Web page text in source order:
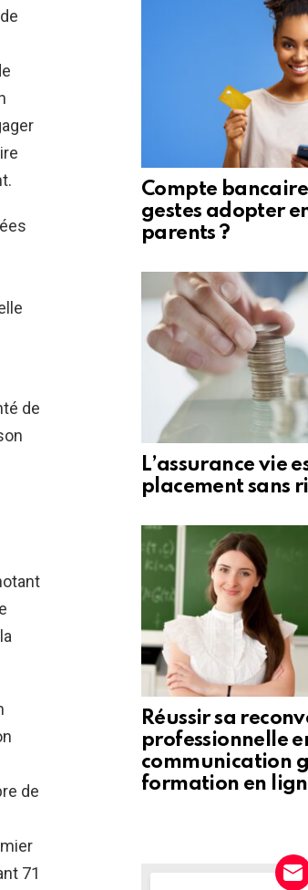
de
de
71
Compte
gestes adopter
parents ?
L’assurance vie
placement sans
Réussir sa
professionnelle
communication
formation en